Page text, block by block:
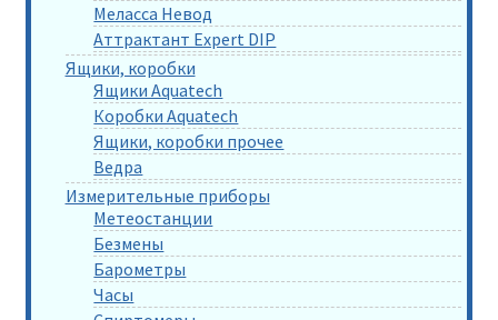
Меласса Невод
Аттрактант Expert DIP
Ящики, коробки
Ящики Aquatech
Коробки Aquatech
Ящики, коробки прочее
Ведра
Измерительные приборы
Метеостанции
Безмены
Барометры
Часы